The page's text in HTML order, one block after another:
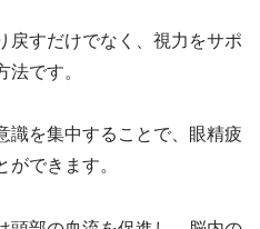
戻すだけでなく、視力をサポ
です。
識を集中することで、眼精疲
できます。